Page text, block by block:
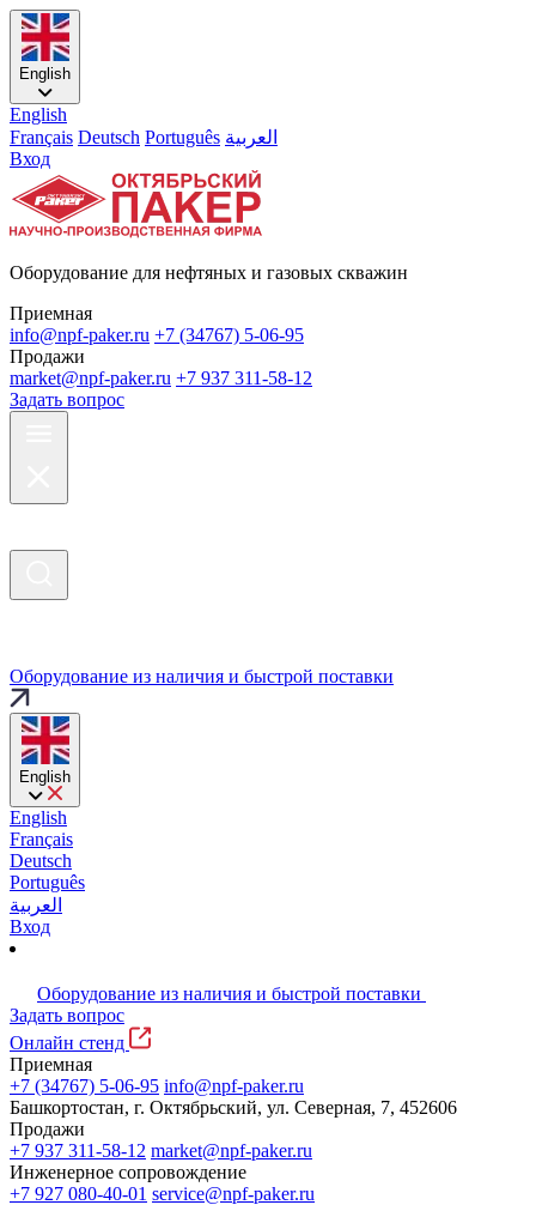
English
English
Français Deutsch Português العربية
Вход
Оборудование для нефтяных и газовых скважин
Приемная
info@npf-paker.ru +7 (34767) 5-06-95
Продажи
market@npf-paker.ru +7 937 311-58-12
Задать вопрос
Оборудование из наличия и быстрой поставки
English
English
Français
Deutsch
Português
العربية
Вход
Оборудование из наличия и быстрой поставки
Задать вопрос
Онлайн стенд
Приемная
+7 (34767) 5-06-95 info@npf-paker.ru
Башкортостан, г. Октябрьский, ул. Северная, 7, 452606
Продажи
+7 937 311-58-12 market@npf-paker.ru
Инженерное сопровождение
+7 927 080-40-01 service@npf-paker.ru